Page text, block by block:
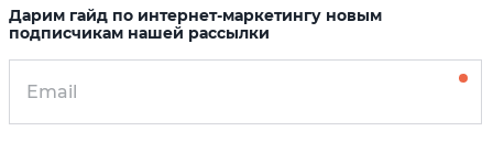
Дарим гайд по интернет-маркетингу новым
подписчикам нашей рассылки